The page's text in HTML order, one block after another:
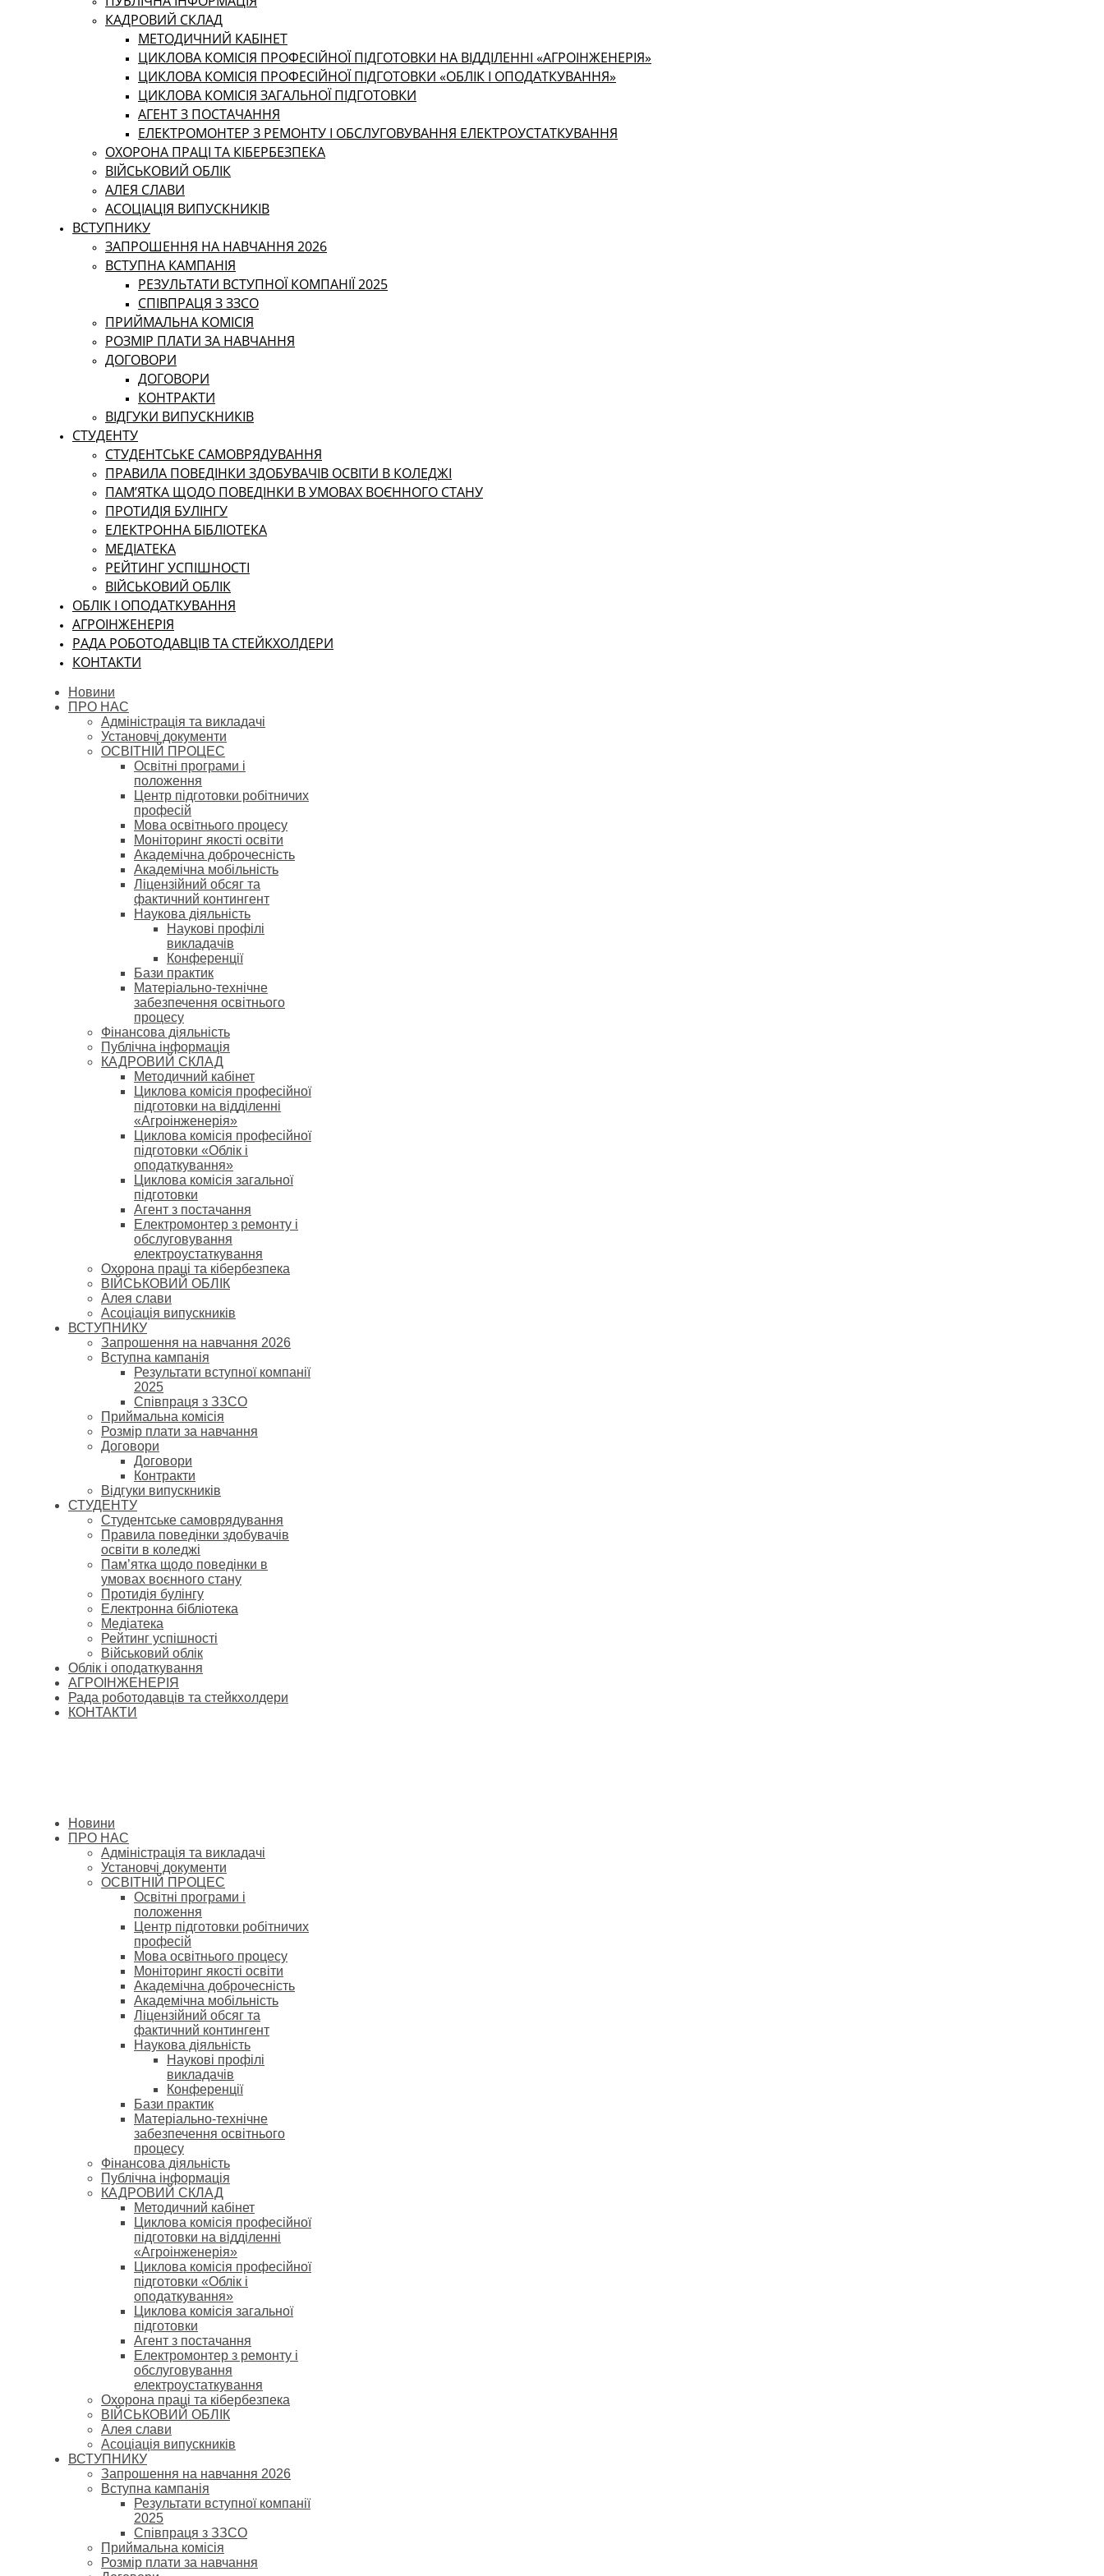
КАДРОВИЙ СКЛАД
МЕТОДИЧНИЙ КАБІНЕТ
ЦИКЛОВА КОМІСІЯ ПРОФЕСІЙНОЇ ПІДГОТОВКИ НА ВІДДІЛЕННІ «АГРОІНЖЕНЕРІЯ»
ЦИКЛОВА КОМІСІЯ ПРОФЕСІЙНОЇ ПІДГОТОВКИ «ОБЛІК І ОПОДАТКУВАННЯ»
ЦИКЛОВА КОМІСІЯ ЗАГАЛЬНОЇ ПІДГОТОВКИ
АГЕНТ З ПОСТАЧАННЯ
ЕЛЕКТРОМОНТЕР З РЕМОНТУ І ОБСЛУГОВУВАННЯ ЕЛЕКТРОУСТАТКУВАННЯ
ОХОРОНА ПРАЦІ ТА КІБЕРБЕЗПЕКА
ВІЙСЬКОВИЙ ОБЛІК
АЛЕЯ СЛАВИ
АСОЦІАЦІЯ ВИПУСКНИКІВ
ВСТУПНИКУ
ЗАПРОШЕННЯ НА НАВЧАННЯ 2026
ВСТУПНА КАМПАНІЯ
РЕЗУЛЬТАТИ ВСТУПНОЇ КОМПАНІЇ 2025
СПІВПРАЦЯ З ЗЗСО
ПРИЙМАЛЬНА КОМІСІЯ
РОЗМІР ПЛАТИ ЗА НАВЧАННЯ
ДОГОВОРИ
ДОГОВОРИ
КОНТРАКТИ
ВІДГУКИ ВИПУСКНИКІВ
СТУДЕНТУ
CТУДЕНТСЬКЕ САМОВРЯДУВАННЯ
ПРАВИЛА ПОВЕДІНКИ ЗДОБУВАЧІВ ОСВІТИ В КОЛЕДЖІ
ПАМ’ЯТКА ЩОДО ПОВЕДІНКИ В УМОВАХ ВОЄННОГО СТАНУ
ПРОТИДІЯ БУЛІНГУ
ЕЛЕКТРОННА БІБЛІОТЕКА
МЕДІАТЕКА
РЕЙТИНГ УСПІШНОСТІ
ВІЙСЬКОВИЙ ОБЛІК
ОБЛІК І ОПОДАТКУВАННЯ
АГРОІНЖЕНЕРІЯ
РАДА РОБОТОДАВЦІВ ТА СТЕЙКХОЛДЕРИ
КОНТАКТИ
Новини
ПРО НАС
Адміністрація та викладачі
Установчі документи
ОСВІТНІЙ ПРОЦЕС
Освітні програми і
положення
Центр підготовки робітничих
професій
Мова освітнього процесу
Моніторинг якості освіти
Академічна доброчесність
Академічна мобільність
Ліцензійний обсяг та
фактичний контингент
Наукова діяльність
Наукові профілі
викладачів
Конференції
Бази практик
Матеріально-технічне
забезпечення освітнього
процесу
Фінансова діяльність
Публічна інформація
КАДРОВИЙ СКЛАД
Методичний кабінет
Циклова комісія професійної
підготовки на відділенні
«Агроінженерія»
Циклова комісія професійної
підготовки «Облік і
оподаткування»
Циклова комісія загальної
підготовки
Агент з постачання
Електромонтер з ремонту і
обслуговування
електроустаткування
Охорона праці та кібербезпека
ВІЙСЬКОВИЙ ОБЛІК
Алея слави
Асоціація випускників
ВСТУПНИКУ
Запрошення на навчання 2026
Вступна кампанія
Результати вступної компанії
2025
Співпраця з ЗЗСО
Приймальна комісія
Розмір плати за навчання
Договори
Договори
Контракти
Відгуки випускників
СТУДЕНТУ
Cтудентське самоврядування
Правила поведінки здобувачів
освіти в коледжі
Пам’ятка щодо поведінки в
умовах воєнного стану
Протидія булінгу
Електронна бібліотека
Медіатека
Рейтинг успішності
Військовий облік
Облік і оподаткування
АГРОІНЖЕНЕРІЯ
Рада роботодавців та стейкхолдери
КОНТАКТИ
Новини
ПРО НАС
Адміністрація та викладачі
Установчі документи
ОСВІТНІЙ ПРОЦЕС
Освітні програми і
положення
Центр підготовки робітничих
професій
Мова освітнього процесу
Моніторинг якості освіти
Академічна доброчесність
Академічна мобільність
Ліцензійний обсяг та
фактичний контингент
Наукова діяльність
Наукові профілі
викладачів
Конференції
Бази практик
Матеріально-технічне
забезпечення освітнього
процесу
Фінансова діяльність
Публічна інформація
КАДРОВИЙ СКЛАД
Методичний кабінет
Циклова комісія професійної
підготовки на відділенні
«Агроінженерія»
Циклова комісія професійної
підготовки «Облік і
оподаткування»
Циклова комісія загальної
підготовки
Агент з постачання
Електромонтер з ремонту і
обслуговування
електроустаткування
Охорона праці та кібербезпека
ВІЙСЬКОВИЙ ОБЛІК
Алея слави
Асоціація випускників
ВСТУПНИКУ
Запрошення на навчання 2026
Вступна кампанія
Результати вступної компанії
2025
Співпраця з ЗЗСО
Приймальна комісія
Розмір плати за навчання